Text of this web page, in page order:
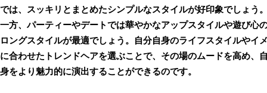
では、スッキリとまとめたシンプルなスタイルが好印象でしょう
一方、パーティーやデートでは華やかなアップスタイルや遊び心
ロングスタイルが最適でしょう。
自分自身のライフスタイルやイ
に合わせたトレンドヘアを選ぶことで、その場のムードを高め、
身をより魅力的に演出することができるのです。